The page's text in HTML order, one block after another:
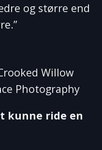
og større end
Willow
Photography
kunne ride en